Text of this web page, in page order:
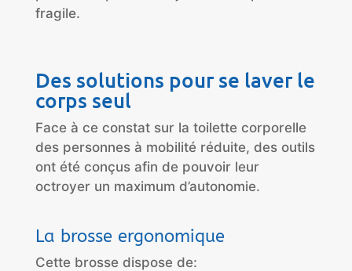
fragile.
Des solutions pour se laver le
corps seul
Face à ce constat sur la toilette corporelle
des personnes à mobilité réduite, des outils
ont été conçus afin de pouvoir leur
octroyer un maximum d’autonomie.
La brosse ergonomique
Cette brosse dispose de: